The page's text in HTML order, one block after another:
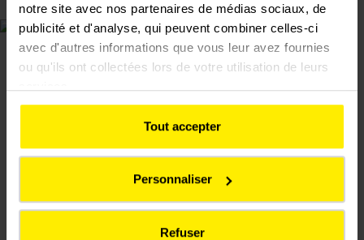
notre site avec nos partenaires de médias sociaux, de
publicité et d'analyse, qui peuvent combiner celles-ci
avec d'autres informations que vous leur avez fournies
ou qu'ils ont collectées lors de votre utilisation de leurs
Tout accepter
Personnaliser
Refuser